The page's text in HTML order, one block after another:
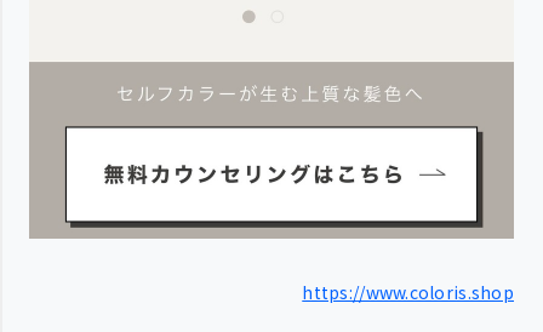
https://www.coloris.shop